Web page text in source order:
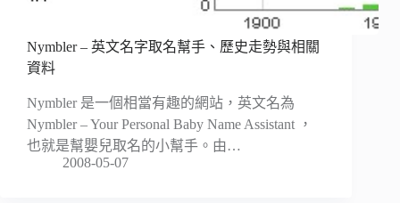
Nymbler – 英文名字取名幫手、歷史走勢與相關
資料
Nymbler 是一個相當有趣的網站，英文名為
Nymbler – Your Personal Baby Name Assistant ，
也就是幫嬰兒取名的小幫手。由…
2008-05-07